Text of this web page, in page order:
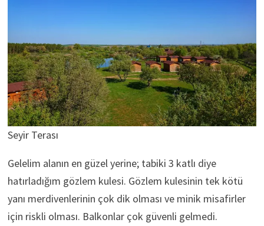
Seyir Terası
Gelelim alanın en güzel yerine; tabiki 3 katlı diye
hatırladığım gözlem kulesi. Gözlem kulesinin tek kötü
yanı merdivenlerinin çok dik olması ve minik misafirler
için riskli olması. Balkonlar çok güvenli gelmedi.